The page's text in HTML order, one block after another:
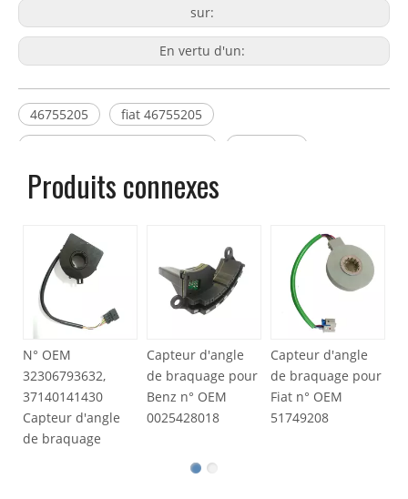
sur:
En vertu d'un:
46755205
fiat 46755205
Capteur d'angle 46755205
Produits connexes
OEM
d'angle
braquage
Capteur d'angle
de braquage pour
Benz n° OEM
0025428018
Capteur d'angle
de braquage pour
Fiat n° OEM
51749208
de
n°